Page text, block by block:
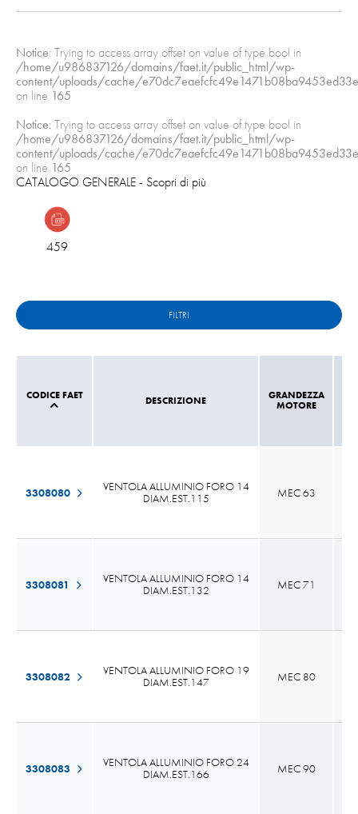
Notice: Trying to access array offset on value of type bool in
/home/u986837126/domains/faet.it/public_html/wp-
content/uploads/cache/
on line 165
Notice: Trying to access array offset on value of type bool in
/home/u986837126/domains/faet.it/public_html/wp-
content/uploads/cache/
on line 165
CATALOGO GENERALE- Scopri di più
459
FILTRI
CODICE FAET DESCRIZIONE
3308080
VENTOLA ALLUMINIO FORO 14
DIAM.EST.115
3308081
VENTOLA ALLUMINIO FORO 14
DIAM.EST.132
3308082
VENTOLA ALLUMINIO FORO 19
DIAM.EST.147
3308083
VENTOLA ALLUMINIO FORO 24
DIAM.EST.166
GRANDEZZA
MOTORE
MEC 63
MEC 71
MEC 80
MEC 90